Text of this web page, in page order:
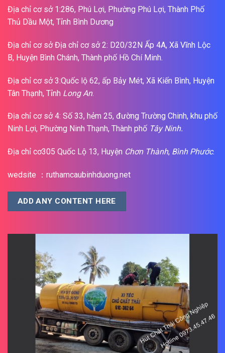
Địa chỉ cơ sở 1:286, Phú Lợi, Phường Phú Lợi, Thành Phố
Thủ Dầu Một, Tỉnh Bình Dương
Địa chỉ cơ sở Địa chỉ cơ sở 2: D20/32N Ấp 4A, Xã Vĩnh Lộc
B, Huyện Bình Chánh, Thành phố Hồ Chí Minh.
Địa chỉ cơ sở 3:Quốc lộ 62, ấp Bảy Mét, Xã Kiến Bình, Huyện
Tân Thạnh, Tỉnh Long An.
Địa chỉ cơ sở 4: Số 33, hẻm 25, đường Trường Chinh, khu phố
Ninh Lợi, Phường Ninh Thạnh, Thành phố Tây Ninh.
Địa chỉ cơ305 Quốc Lộ 13, Huyện Chơn Thành, Bình Phước.
wedsite ：ruthamcaubinhduong.net
ADD ANY CONTENT HERE